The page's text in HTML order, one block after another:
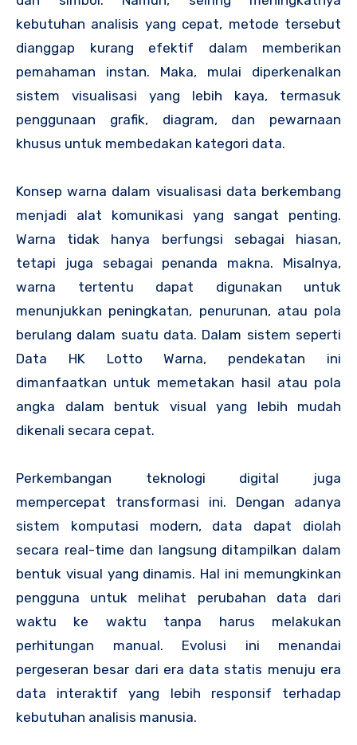
kebutuhan analisis yang cepat, metode tersebut
dianggap kurang efektif dalam memberikan
pemahaman instan. Maka, mulai diperkenalkan
sistem visualisasi yang lebih kaya, termasuk
penggunaan grafik, diagram, dan pewarnaan
khusus untuk membedakan kategori data.
Konsep warna dalam visualisasi data berkembang
menjadi alat komunikasi yang sangat penting.
Warna tidak hanya berfungsi sebagai hiasan,
tetapi juga sebagai penanda makna. Misalnya,
warna tertentu dapat digunakan untuk
menunjukkan peningkatan, penurunan, atau pola
berulang dalam suatu data. Dalam sistem seperti
Data HK Lotto Warna, pendekatan ini
dimanfaatkan untuk memetakan hasil atau pola
angka dalam bentuk visual yang lebih mudah
dikenali secara cepat.
Perkembangan teknologi digital juga
mempercepat transformasi ini. Dengan adanya
sistem komputasi modern, data dapat diolah
secara real-time dan langsung ditampilkan dalam
bentuk visual yang dinamis. Hal ini memungkinkan
pengguna untuk melihat perubahan data dari
waktu ke waktu tanpa harus melakukan
perhitungan manual. Evolusi ini menandai
pergeseran besar dari era data statis menuju era
data interaktif yang lebih responsif terhadap
kebutuhan analisis manusia.